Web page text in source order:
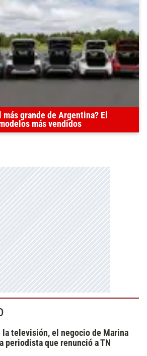
grande de Argentina? El
más vendidos
la televisión, el negocio de Marina
periodista que renunció a TN